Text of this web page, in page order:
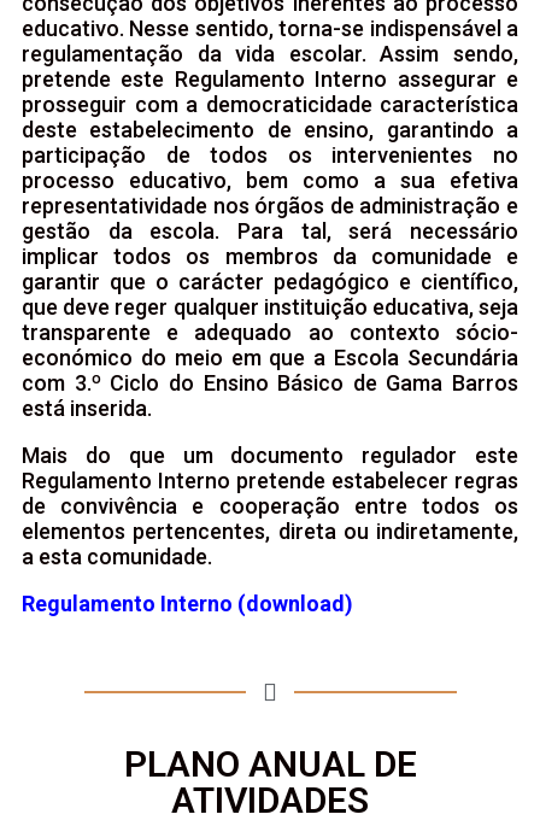
educativo. Nesse sentido, torna-se indispensável a
regulamentação da vida escolar. Assim sendo,
pretende este Regulamento Interno assegurar e
prosseguir com a democraticidade característica
deste estabelecimento de ensino, garantindo a
participação de todos os intervenientes no
processo educativo, bem como a sua efetiva
representatividade nos órgãos de administração e
gestão da escola. Para tal, será necessário
implicar todos os membros da comunidade e
garantir que o carácter pedagógico e científico,
que deve reger qualquer instituição educativa, seja
transparente e adequado ao contexto sócio-
económico do meio em que a Escola Secundária
com 3.º Ciclo do Ensino Básico de Gama Barros
está inserida.
Mais do que um documento regulador este
Regulamento Interno pretende estabelecer regras
de convivência e cooperação entre todos os
elementos pertencentes, direta ou indiretamente,
a esta comunidade.
Regulamento Interno (download)
PLANO ANUAL DE
ATIVIDADES